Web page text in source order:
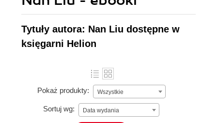
Tytuły autora: Nan Liu dostępne w
księgarni Helion
Pokaż produkty: Wszystkie
Sortuj wg: Data wydania